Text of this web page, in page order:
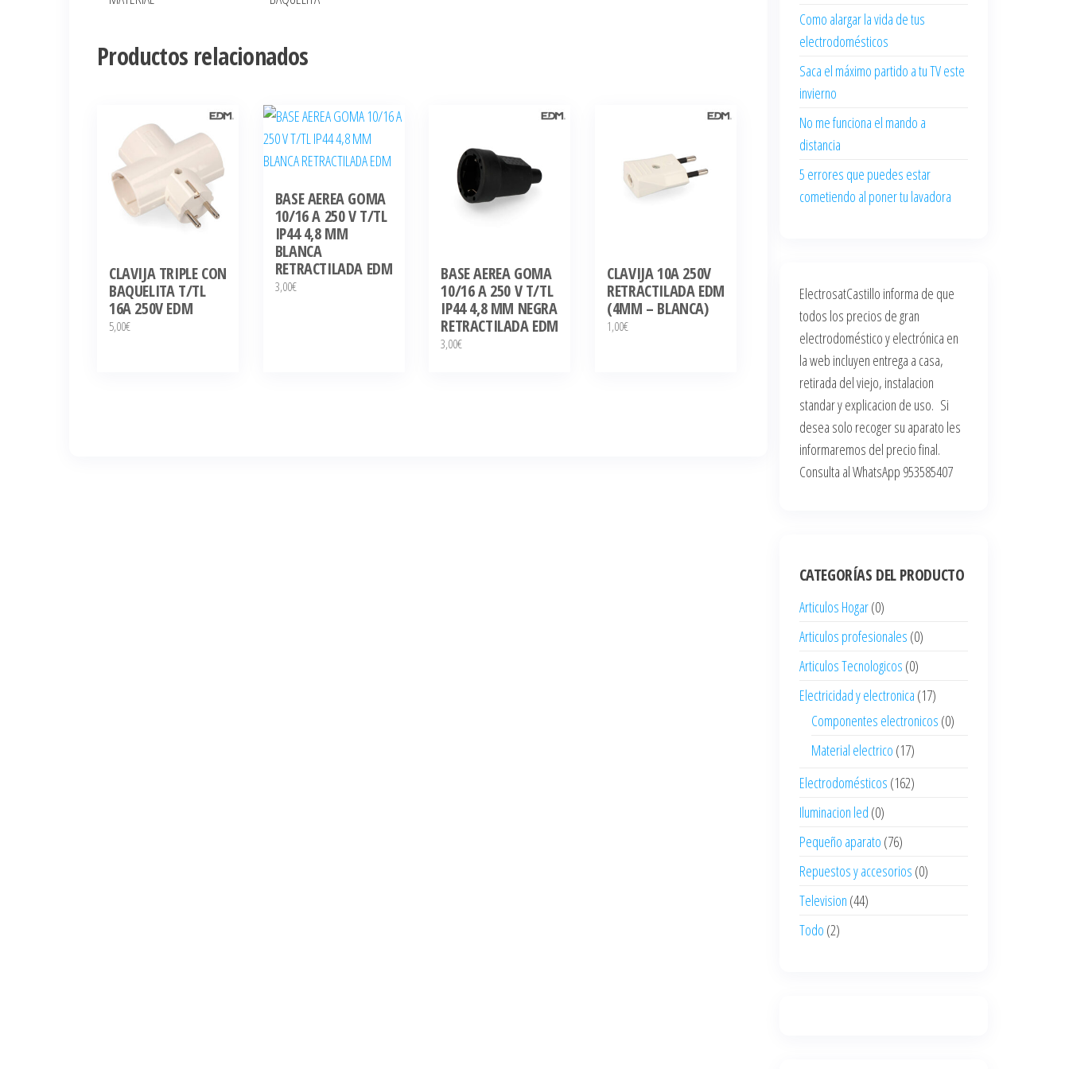
Productos relacionados
CLAVIJA TRIPLE CON
BAQUELITA T/TL
16A 250V EDM
5,00€
BASE AEREA GOMA
10/16 A 250 V T/TL
IP44 4,8 MM
BLANCA
RETRACTILADA EDM
3,00€
BASE AEREA GOMA
10/16 A 250 V T/TL
IP44 4,8 MM NEGRA
RETRACTILADA EDM
3,00€
CLAVIJA 10A 250V
RETRACTILADA EDM
(4MM – BLANCA)
1,00€
Como alargar la vida de tus
electrodomésticos
Saca el máximo partido a tu TV este
invierno
No me funciona el mando a
distancia
5 errores que puedes estar
cometiendo al poner tu lavadora
ElectrosatCastillo informa de que
todos los precios de gran
electrodoméstico y electrónica en
la web incluyen entrega a casa,
retirada del viejo, instalacion
standar y explicacion de uso. Si
desea solo recoger su aparato les
informaremos del precio final.
Consulta al WhatsApp 953585407
CATEGORÍAS DEL PRODUCTO
Articulos Hogar(0)
Articulos profesionales (0)
Articulos Tecnologicos (0)
Electricidad y electronica (17)
Componentes electronicos (0)
Material electrico (17)
Electrodomésticos (162)
Iluminacion led (0)
Pequeño aparato (76)
Repuestos y accesorios (0)
Television (44)
Todo (2)